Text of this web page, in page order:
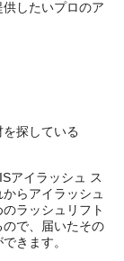
したいプロのア
探している
アイラッシュ ス
らアイラッシュ
ラッシュリフト
で、届いたその
きます。